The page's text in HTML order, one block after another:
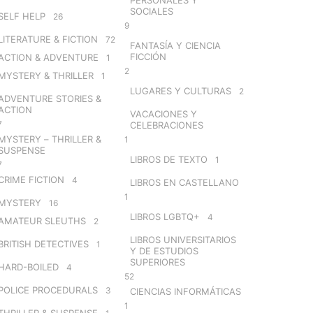
HELP 26
& FICTION 72
& ADVENTURE 1
& THRILLER 1
STORIES &
– THRILLER &
FICTION 4
16
SLEUTHS 2
DETECTIVES 1
BOILED 4
PROCEDURALS 3
SOCIALES
9
FANTASÍA Y CIENCIA
FICCIÓN
2
LUGARES Y CULTURAS 2
VACACIONES Y
CELEBRACIONES
1
LIBROS DE TEXTO 1
LIBROS EN CASTELLANO
1
LIBROS LGBTQ+ 4
LIBROS UNIVERSITARIOS
Y DE ESTUDIOS
SUPERIORES
52
CIENCIAS INFORMÁTICAS
1